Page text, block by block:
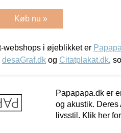
Køb nu »
i øjeblikket er
desaGraf.dk og Citatplakat.dk,
Papapapa.dk er
og akustik. Deres
livsstil. Klik her